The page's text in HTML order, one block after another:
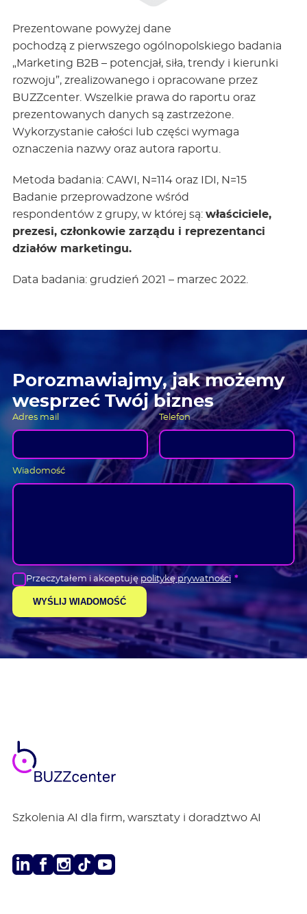
Prezentowane powyżej dane
pochodzą z pierwszego ogólnopolskiego badania
„Marketing B2B – potencjał, siła, trendy i kierunki
rozwoju”, zrealizowanego i opracowane przez
BUZZcenter. Wszelkie prawa do raportu oraz
prezentowanych danych są zastrzeżone.
Wykorzystanie całości lub części wymaga
oznaczenia nazwy oraz autora raportu.
Metoda badania: CAWI, N=114 oraz IDI, N=15
Badanie przeprowadzone wśród
respondentów z grupy, w której są: właściciele,
prezesi, członkowie zarządu i reprezentanci
działów marketingu.
Data badania: grudzień 2021 – marzec 2022.
Porozmawiajmy, jak możemy
wesprzeć Twój biznes
Adres mail Telefon
Wiadomość
Przeczytałem i akceptujępolitykę prywatności *
WYŚLIJ WIADOMOŚĆ
Szkolenia AI dla firm, warsztaty i doradztwo AI
LinkedInFacebook
Instagram